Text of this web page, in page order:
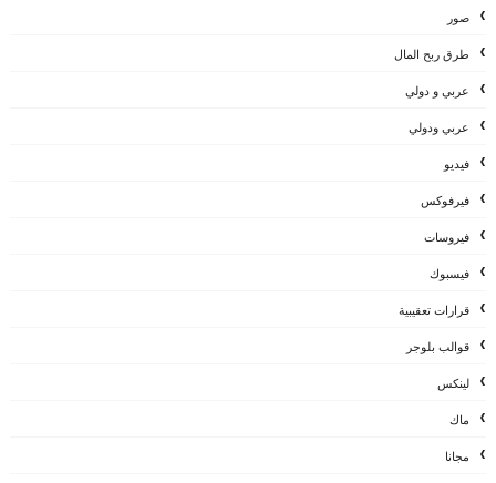
صور
طرق ربح المال
عربي و دولي
عربي ودولي
فيديو
فيرفوكس
فيروسات
فيسبوك
قرارات تعقيبية
قوالب بلوجر
لينكس
ماك
مجانا